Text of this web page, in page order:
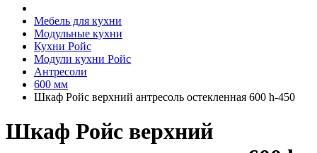
Мебель для кухни
Модульные кухни
Кухни Ройс
Модули кухни Ройс
Антресоли
600 мм
Шкаф Ройс верхний антресоль остекленная 600 h-450
Шкаф Ройс верхний